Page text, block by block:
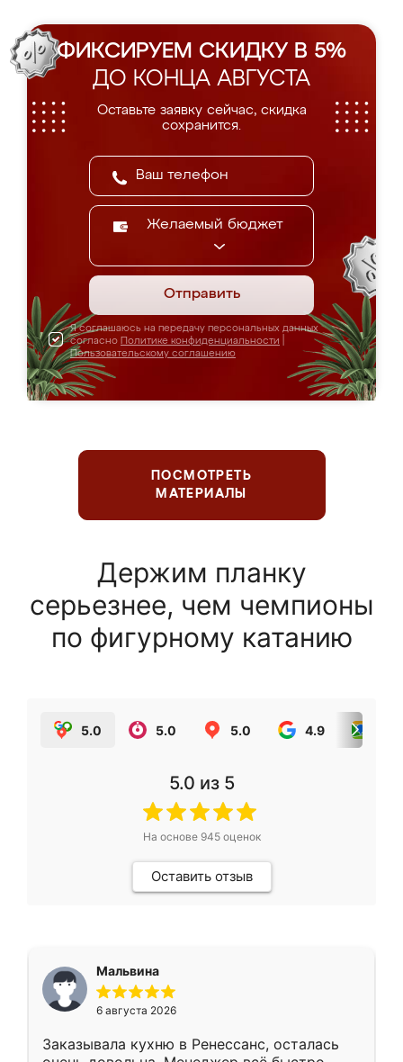
ФИКСИРУЕМ СКИДКУ В 5%
ДО КОНЦА АВГУСТА
Оставьте заявку сейчас, скидка
сохранится.
Желаемый бюджет
Отправить
Я соглашаюсь на передачу персональных данных
согласно Политике конфиденциальности
Пользовательскому соглашению
ПОСМОТРЕТЬ
МАТЕРИАЛЫ
Держим планку
серьезнее, чем чемпионы
по фигурному катанию
5.0 5.0 5.0 4.9
5.0 из 5
На основе 945оценок
Оставить отзыв
Мальвина
6 августа 2026
Заказывала кухню в Ренессанс, осталась